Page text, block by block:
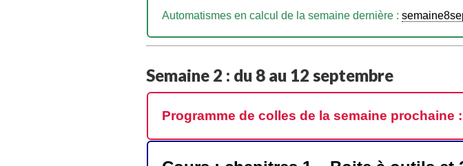
Automatismes en calcul de la semaine dernière :
Semaine 2 : du 8 au 12 septembre
Programme de colles de la semaine prochaine :